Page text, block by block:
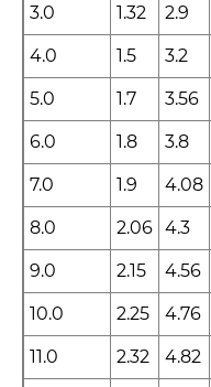
3.0 1.32 2.9
4.0 1.5 3.2
5.0 1.7 3.56
6.0 1.8 3.8
7.0 1.9 4.08
8.0 2.06 4.3
9.0 2.15 4.56
10.0 2.25 4.76
11.0 2.32 4.82